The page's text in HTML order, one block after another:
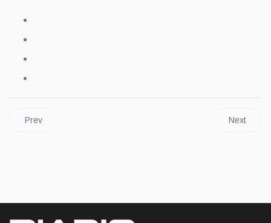
Prev Next